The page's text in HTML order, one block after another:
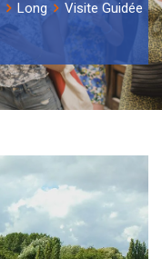
Long
Visite Guidée